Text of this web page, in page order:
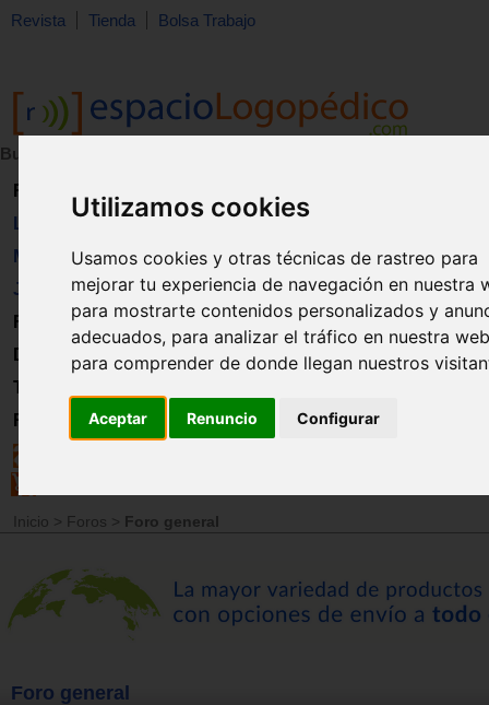
Utilizamos cookies
Usamos cookies y otras técnicas de rastreo para
mejorar tu experiencia de navegación en nuestra
para mostrarte contenidos personalizados y
adecuados, para analizar el tráfico en nuestra
para comprender de donde llegan nuestros
Aceptar Renuncio Configurar
Revista Tienda Bolsa Trabajo
Buscar:
Revista
Libros
Material
Juguetes
Formación
Directorio
Trabajo
Registro
Inicio > Foros > Foro general
Foro general